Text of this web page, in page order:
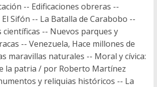
-- Edificaciones obreras --
El Sifón -- La Batalla de Carabobo --
científicas -- Nuevos parques y
-- Venezuela, Hace millones de
maravillas naturales -- Moral y cívica:
la patria / por Roberto Martínez
y reliquias históricos -- La